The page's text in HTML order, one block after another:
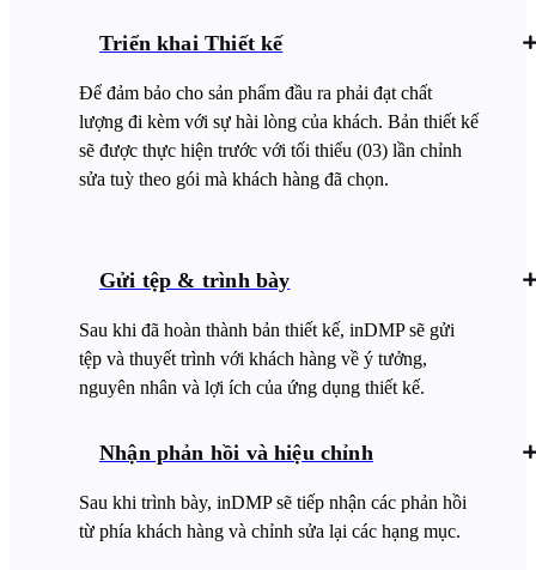
Triển khai Thiết kế
Để đảm bảo cho sản phẩm đầu ra phải đạt chất
lượng đi kèm với sự hài lòng của khách. Bản thiết kế
sẽ được thực hiện trước với tối thiểu (03) lần chỉnh
sửa tuỳ theo gói mà khách hàng đã chọn.
Gửi tệp & trình bày
Sau khi đã hoàn thành bản thiết kế, inDMP sẽ gửi
tệp và thuyết trình với khách hàng về ý tưởng,
nguyên nhân và lợi ích của ứng dụng thiết kế.
Nhận phản hồi và hiệu chỉnh
Sau khi trình bày, inDMP sẽ tiếp nhận các phản hồi
từ phía khách hàng và chỉnh sửa lại các hạng mục.